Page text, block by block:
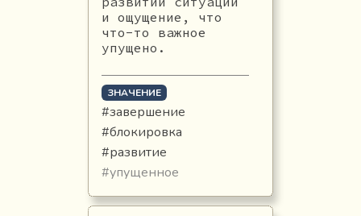
и ощущение, что
что-то важное
упущено.
ЗНАЧЕНИЕ
#завершение
#блокировка
#развитие
#упущенное